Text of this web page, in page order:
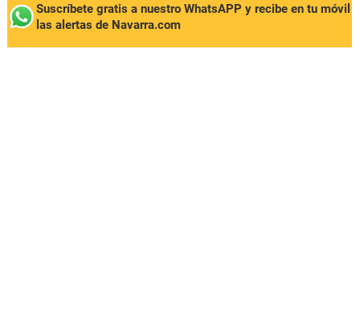
Suscríbete gratis a nuestro WhatsAPP y recibe en tu móvil
las alertas de Navarra.com